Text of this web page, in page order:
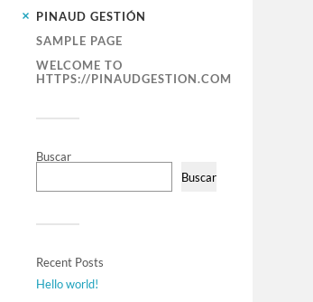
PINAUD GESTIÓN
SAMPLE PAGE
WELCOME TO
HTTPS://PINAUDGESTION.COM
Buscar
Buscar
Recent Posts
Hello world!